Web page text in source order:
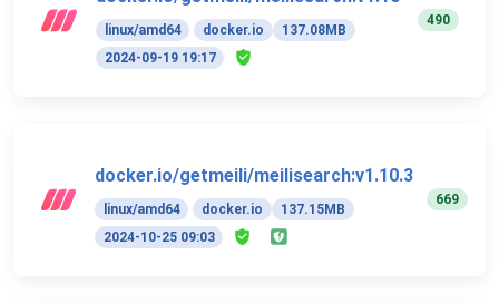
linux/amd64 docker.io
137.08MB
2024-09-19 19:17
490
docker.io/getmeili/meilisearch:v1.10.3
linux/amd64 docker.io
137.15MB
2024-10-25 09:03
669